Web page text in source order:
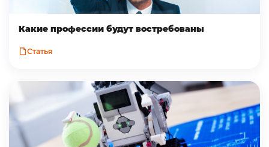
Какие профессии будут востребованы
Статья